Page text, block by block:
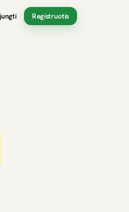
Registruotis